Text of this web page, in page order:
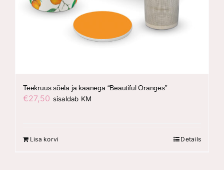
Teekruus sõela ja kaanega “Beautiful Oranges”
€27,50 sisaldab KM
Lisa korvi Details